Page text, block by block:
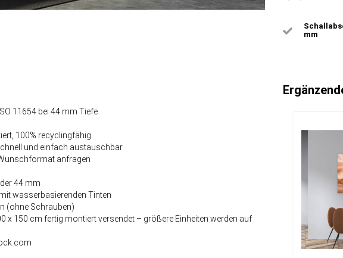
mm
11654 bei 44 mm Tiefe
100% recyclingfähig
und einfach austauschbar
anfragen
44 mm
wasserbasierenden Tinten
(ohne Schrauben)
x 150 cm fertig montiert versendet – größere Einheiten werden auf